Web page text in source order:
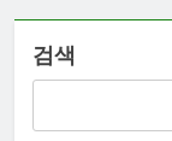
검색